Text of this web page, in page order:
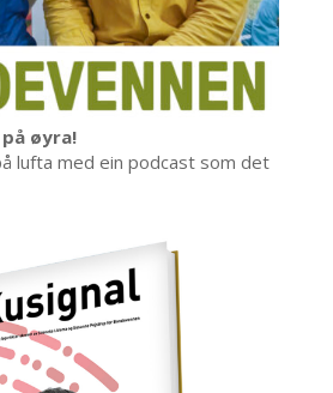
på øyra!
lufta med ein podcast som det